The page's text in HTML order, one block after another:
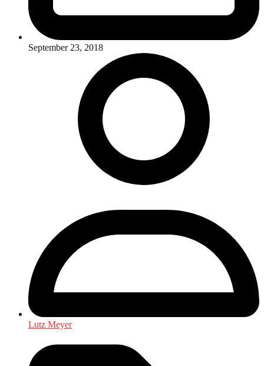
September 23, 2018
Lutz Meyer